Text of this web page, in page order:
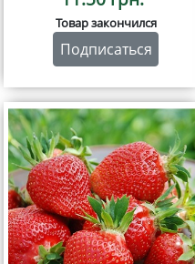
Товар закончился
Подписаться